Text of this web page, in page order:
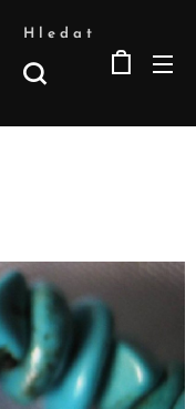
Hledat